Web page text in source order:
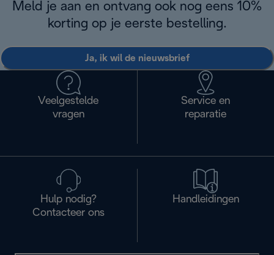
Meld je aan en ontvang ook nog eens 10%
korting op je eerste bestelling.
Ja, ik wil de nieuwsbrief
Veelgestelde
vragen
Service en
reparatie
Hulp nodig?
Contacteer ons
Handleidingen